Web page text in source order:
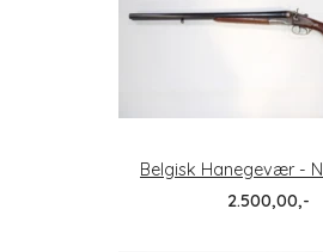
Belgisk Hanegevær -
2.500,00,-